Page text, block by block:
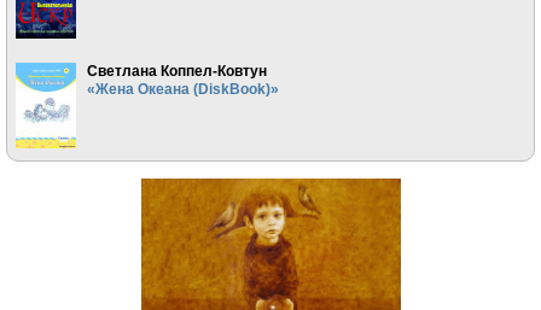
Светлана Коппел-Ковтун
«Жена Океана (DiskBook)»